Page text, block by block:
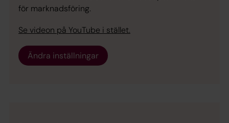
för marknadsföring.
Se videon på YouTube i stället.
Ändra inställningar